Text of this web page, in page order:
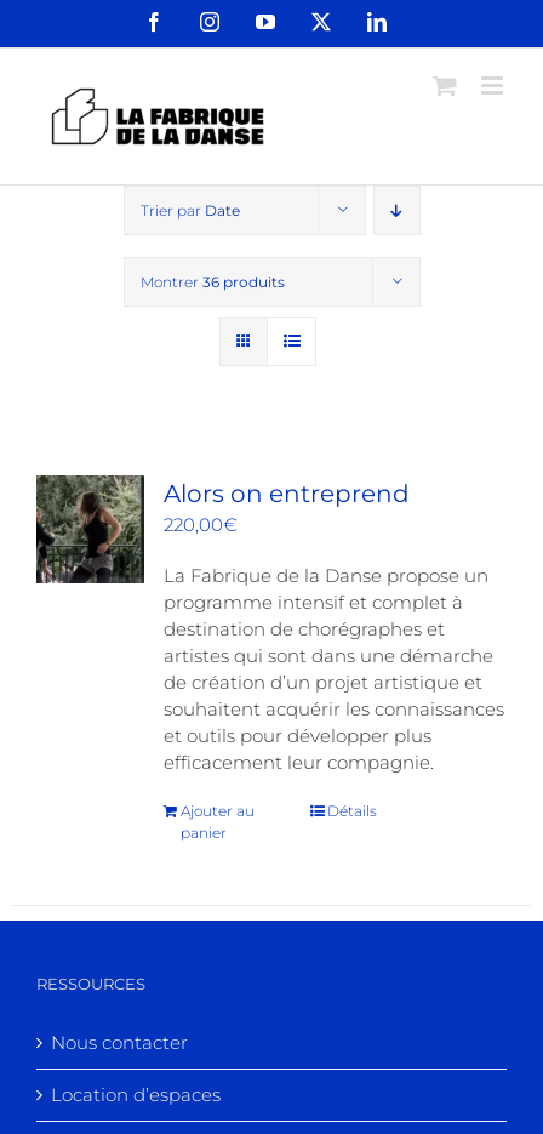
FacebookInstagramYouTube LinkedIn
Trier par Date
Montrer 36 produits
Alors on entreprend
220,00€
La Fabrique de la Danse propose un
programme intensif et complet à
destination de chorégraphes et
artistes qui sont dans une démarche
de création d’un projet artistique et
souhaitent acquérir les connaissances
et outils pour développer plus
efficacement leur compagnie.
Ajouter au
panier
Détails
RESSOURCES
Nous contacter
Location d’espaces